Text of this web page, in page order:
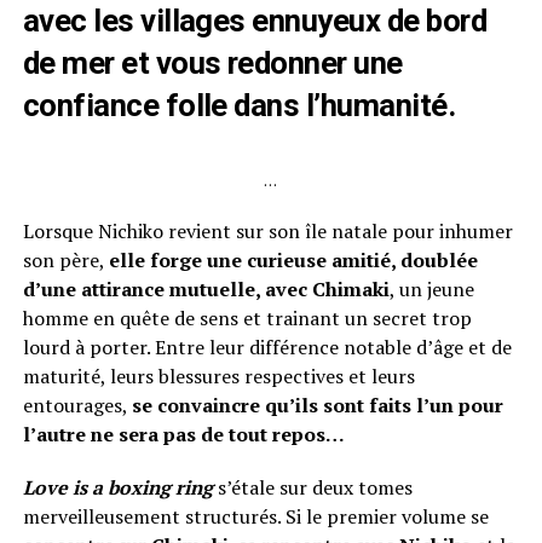
avec les villages ennuyeux de bord
de mer et vous redonner une
confiance folle dans l’humanité.
…
Lorsque Nichiko revient sur son île natale pour inhumer
son père, elle forge une curieuse amitié, doublée
d’une attirance mutuelle, avec Chimaki, un jeune
homme en quête de sens et trainant un secret trop
lourd à porter. Entre leur différence notable d’âge et de
maturité, leurs blessures respectives et leurs
entourages, se convaincre qu’ils sont faits l’un pour
l’autre ne sera pas de tout repos…
Love is a boxing ring s’étale sur deux tomes
merveilleusement structurés. Si le premier volume se